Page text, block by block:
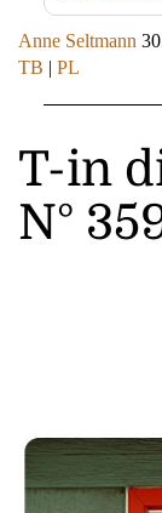
Anne Seltmann
TB | PL
T-in
N°